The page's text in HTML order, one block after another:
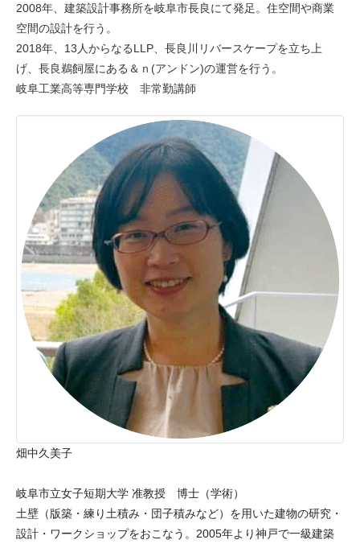
2008年、建築設計事務所を岐阜市長良にて発足。住空間や商業
空間の設計を行う。
2018年、13人からなるLLP、長良川リバースケープを立ち上
げ、長良鵜飼屋にある＆ｎ(アンドン)の運営を行う。
岐阜工業高等専門学校 非常勤講師
畑中久美子
﻿岐阜市立女子短期大学 准教授　博士（学術）
土壁（版築・練り土積み・団子積みなど）を用いた建物の研究・
設計・ワークショップをおこなう。2005年より神戸で一級建築